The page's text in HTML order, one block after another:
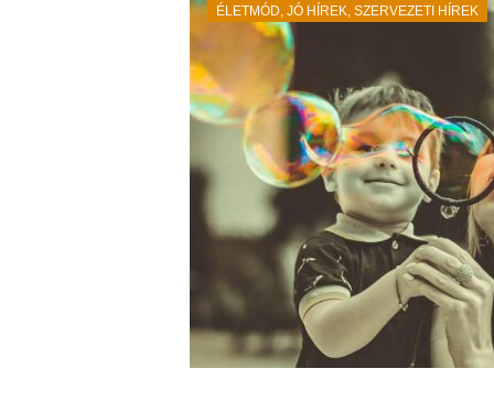
ÉLETMÓD, JÓ HÍREK, SZERVEZETI HÍREK